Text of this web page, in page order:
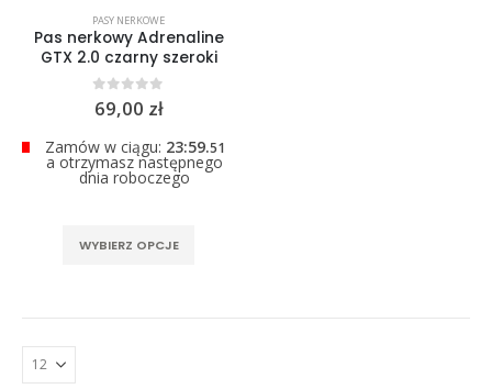
PASY NERKOWE
Pas nerkowy Adrenaline
GTX 2.0 czarny szeroki
0out of 5
69,00 zł
Zamów w ciągu: 23:59.51
a otrzymasz następnego
dnia roboczego
WYBIERZ OPCJE
0out of 5
299,00zł